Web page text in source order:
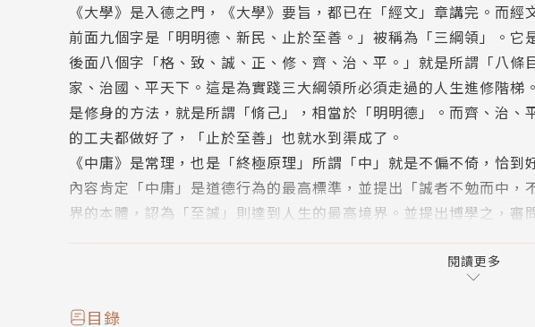
《大學》是入德之門，《大學》要旨，都已在「經文」章講完。而經
前面九個字是「明明德、新民、止於至善。」被稱為「三綱領」。它
後面八個字「格、致、誠、正、修、齊、治、平。」就是所謂「八
家、治國、平天下。這是為實踐三大綱領所必須走過的人生進修階
是修身的方法，就是所謂「脩己」，相當於「明明德」。而齊、治
的工夫都做好了，「止於至善」也就水到渠成了。
《中庸》是常理，也是「終極原理」所謂「中」就是不偏不倚，恰
內容肯定「中庸」是道德行為的最高標準，並提出「誠者不勉而中
界的本體，認為「至誠」則達到人生的最高境界。並提出博學之，
涉及了宇宙的終極原理。一個「誠」字，像是道家的「道」，可以
深層結構與基因密碼的影子；當它論及「盡人之性」，與我們現在
無不相通；當它論及「天地之道」時，又與現代最先進的「大爆炸」
閱讀更多
目錄